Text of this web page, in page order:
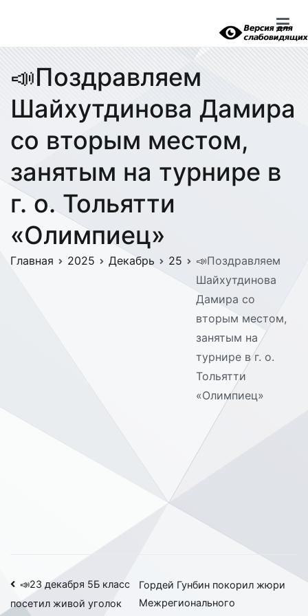
📣Поздравляем
Шайхутдинова Дамира
со вторым местом,
занятым на турнире в
г. о. Тольятти
«Олимпиец»
Главная 2025 Декабрь 25
📣Поздравляем
Шайхутдинова
Дамира со
вторым местом,
занятым на
турнире в г. о.
Тольятти
«Олимпиец»
Навигация
📣23 декабря 5Б класс
посетил живой уголок
Гордей Гунбин покорил жюри
Межрегионального